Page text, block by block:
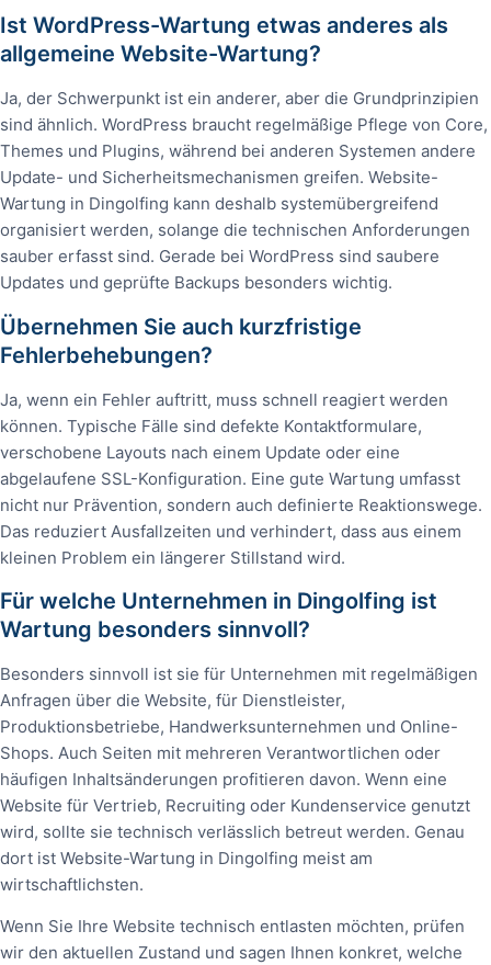
Ist WordPress-Wartung etwas anderes als
allgemeine Website-Wartung?
Ja, der Schwerpunkt ist ein anderer, aber die Grundprinzipien
sind ähnlich. WordPress braucht regelmäßige Pflege von Core,
Themes und Plugins, während bei anderen Systemen andere
Update- und Sicherheitsmechanismen greifen. Website-
Wartung in Dingolfing kann deshalb systemübergreifend
organisiert werden, solange die technischen Anforderungen
sauber erfasst sind. Gerade bei WordPress sind saubere
Updates und geprüfte Backups besonders wichtig.
Übernehmen Sie auch kurzfristige
Fehlerbehebungen?
Ja, wenn ein Fehler auftritt, muss schnell reagiert werden
können. Typische Fälle sind defekte Kontaktformulare,
verschobene Layouts nach einem Update oder eine
abgelaufene SSL-Konfiguration. Eine gute Wartung umfasst
nicht nur Prävention, sondern auch definierte Reaktionswege.
Das reduziert Ausfallzeiten und verhindert, dass aus einem
kleinen Problem ein längerer Stillstand wird.
Für welche Unternehmen in Dingolfing ist
Wartung besonders sinnvoll?
Besonders sinnvoll ist sie für Unternehmen mit regelmäßigen
Anfragen über die Website, für Dienstleister,
Produktionsbetriebe, Handwerksunternehmen und Online-
Shops. Auch Seiten mit mehreren Verantwortlichen oder
häufigen Inhaltsänderungen profitieren davon. Wenn eine
Website für Vertrieb, Recruiting oder Kundenservice genutzt
wird, sollte sie technisch verlässlich betreut werden. Genau
dort ist Website-Wartung in Dingolfing meist am
wirtschaftlichsten.
Wenn Sie Ihre Website technisch entlasten möchten, prüfen
wir den aktuellen Zustand und sagen Ihnen konkret, welche